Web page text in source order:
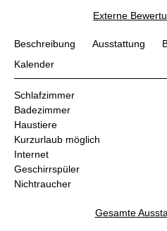
Externe
Beschreibung Ausstattung
Kalender
Schlafzimmer
Badezimmer
Haustiere
Kurzurlaub möglich
Internet
Geschirrspüler
Nichtraucher
Gesamte